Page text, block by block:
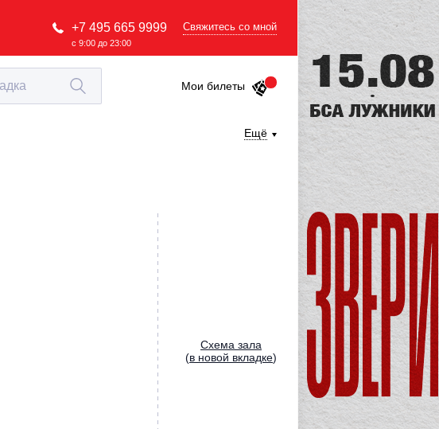
+7 495 665 9999
с 9:00 до 23:00
Свяжитесь со мной
Мои билеты
Ещё
Cхема зала
(в новой вкладке)